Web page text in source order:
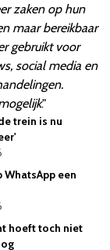
zaken op hun
maar bereikbaar
gebruikt voor
social media en
."
trein is nu
WhatsApp een
hoeft toch niet